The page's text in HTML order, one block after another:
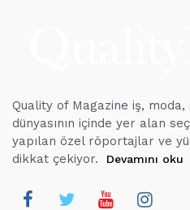
Quality of Magazine iş,
dünyasının içinde yer alan
yapılan özel röportajlar ve
dikkat çekiyor.
Devamını oku